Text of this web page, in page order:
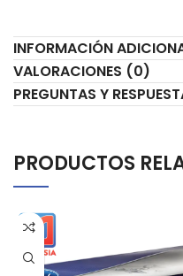
INFORMACIÓN
VALORACIONES (0)
PREGUNTAS Y
PRODUCTOS